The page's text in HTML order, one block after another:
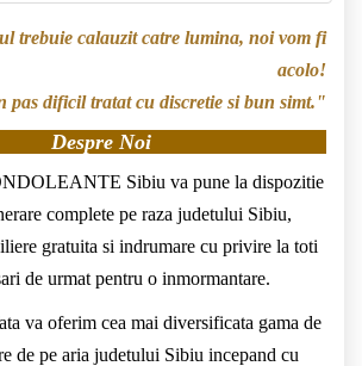
trebuie calauzit catre lumina, noi vom fi
acolo!
pas dificil tratat cu discretie si bun simt."
Despre Noi
Sibiu va pune la dispozitie
complete pe raza judetului Sibiu,
gratuita si indrumare cu privire la toti
de urmat pentru o inmormantare.
va oferim cea mai diversificata gama de
de pe aria judetului Sibiu incepand cu